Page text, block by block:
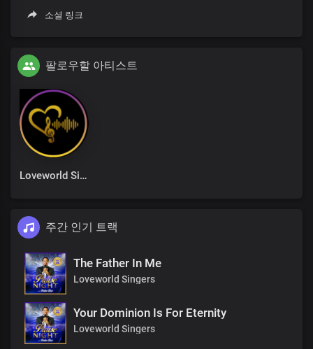
소셜 링크
팔로우할 아티스트
Loveworld Singers
주간 인기 트랙
The Father In Me
Loveworld Singers
Your Dominion Is For Eternity
Loveworld Singers